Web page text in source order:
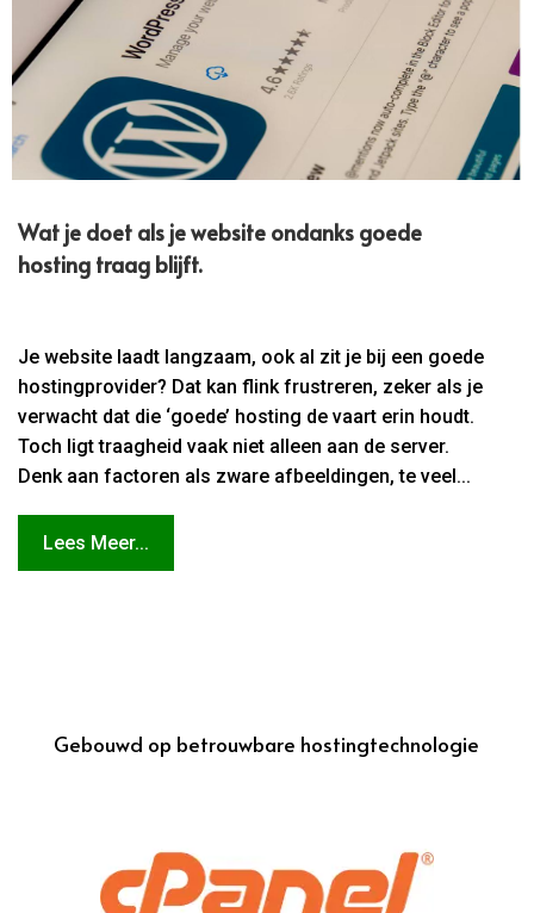
Wat je doet als je website ondanks goede
hosting traag blijft.​
Je website laadt langzaam, ook al zit je bij een goede
hostingprovider? Dat kan flink frustreren, zeker als je
verwacht dat die ‘goede’ hosting de vaart erin houdt.
Toch ligt traagheid vaak niet alleen aan de server.
Denk aan factoren als zware afbeeldingen, te veel...
Lees Meer...
Gebouwd op betrouwbare hostingtechnologie